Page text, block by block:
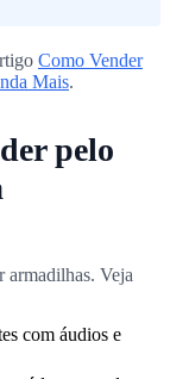
Como Vender
Mais.
pelo
armadilhas. Veja
com áudios e